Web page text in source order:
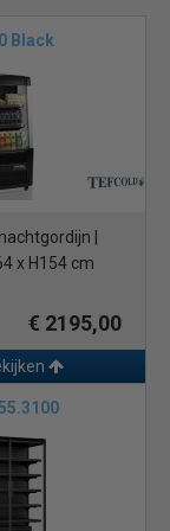
wat
koeltechnologie
schoon te
en voor
blijft werken.
display met vier
hotels is de
inclusief vier
heeft de
Black
|
x H154 cm
€ 2195,00